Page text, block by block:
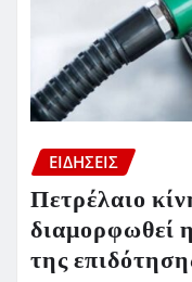
ΕΙΔΗΣΕΙΣ
Πετρέλαιο
διαμορφωθεί
της